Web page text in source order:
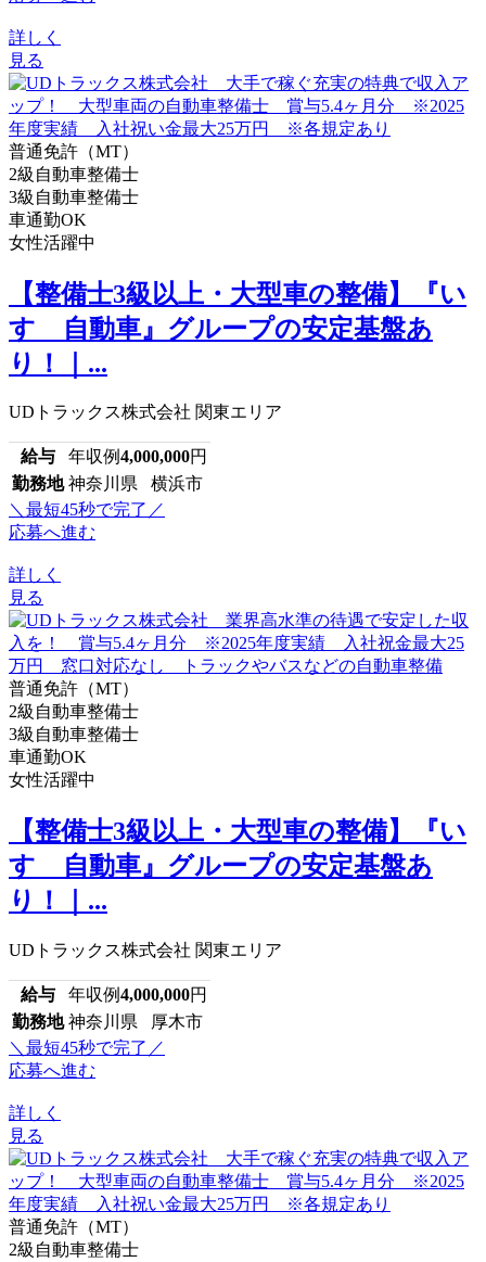
詳しく
見る
普通免許（MT）
2級自動車整備士
3級自動車整備士
車通勤OK
女性活躍中
【整備士3級以上・大型車の整備】『い
すゞ自動車』グループの安定基盤あ
り！｜...
UDトラックス株式会社 関東エリア
給与 年収例4,000,000円
勤務地 神奈川県 横浜市
＼最短45秒で完了／
応募へ進む
詳しく
見る
普通免許（MT）
2級自動車整備士
3級自動車整備士
車通勤OK
女性活躍中
【整備士3級以上・大型車の整備】『い
すゞ自動車』グループの安定基盤あ
り！｜...
UDトラックス株式会社 関東エリア
給与 年収例4,000,000円
勤務地 神奈川県 厚木市
＼最短45秒で完了／
応募へ進む
詳しく
見る
普通免許（MT）
2級自動車整備士